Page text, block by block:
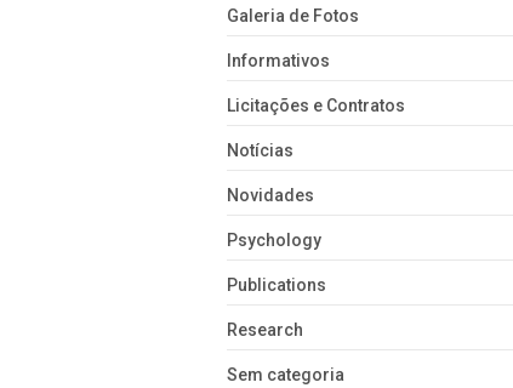
Galeria de Fotos
Informativos
Licitações e Contratos
Notícias
Novidades
Psychology
Publications
Research
Sem categoria